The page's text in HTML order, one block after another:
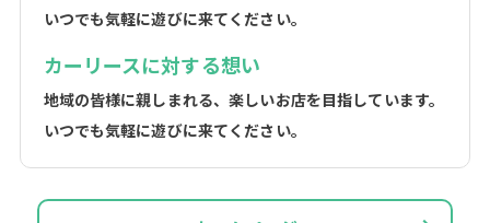
いつでも気軽に遊びに来てください。
カーリースに対する想い
地域の皆様に親しまれる、楽しいお店を目指しています。
いつでも気軽に遊びに来てください。